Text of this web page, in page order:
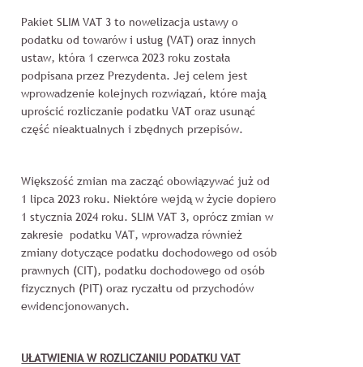
Pakiet SLIM VAT 3 to nowelizacja ustawy o
podatku od towarów i usług (VAT) oraz innych
ustaw, która 1 czerwca 2023 roku została
podpisana przez Prezydenta. Jej celem jest
wprowadzenie kolejnych rozwiązań, które mają
uprościć rozliczanie podatku VAT oraz usunąć
część nieaktualnych i zbędnych przepisów.
Większość zmian ma zacząć obowiązywać już od
1 lipca 2023 roku. Niektóre wejdą w życie dopiero
1 stycznia 2024 roku. SLIM VAT 3, oprócz zmian w
zakresie podatku VAT, wprowadza również
zmiany dotyczące podatku dochodowego od osób
prawnych (CIT), podatku dochodowego od osób
fizycznych (PIT) oraz ryczałtu od przychodów
ewidencjonowanych.
UŁATWIENIA W ROZLICZANIU PODATKU VAT